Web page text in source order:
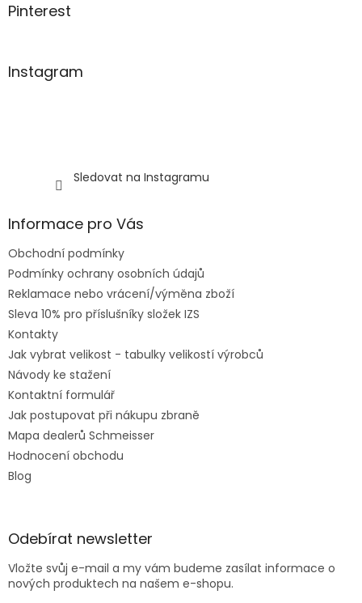
Pinterest
Instagram
Sledovat na Instagramu
Informace pro Vás
Obchodní podmínky
Podmínky ochrany osobních údajů
Reklamace nebo vrácení/výměna zboží
Sleva 10% pro příslušníky složek IZS
Kontakty
Jak vybrat velikost - tabulky velikostí výrobců
Návody ke stažení
Kontaktní formulář
Jak postupovat při nákupu zbraně
Mapa dealerů Schmeisser
Hodnocení obchodu
Blog
Odebírat newsletter
Vložte svůj e-mail a my vám budeme zasílat informace o
nových produktech na našem e-shopu.